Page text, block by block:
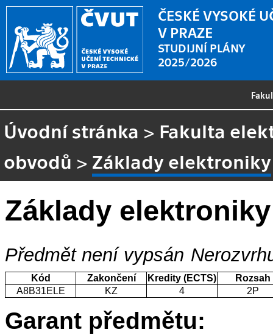
ČESKÉ VYSOKÉ
V PRAZE
STUDIJNÍ PLÁNY
2025/2026
Úvodní stránka > Fakulta
obvodů > Základy elektroniky
Základy elektroniky
Předmět není vypsán
Kód Zakončení Kredity (ECTS)
Rozsah
A8B31ELE
KZ 4 2P
Garant předmětu: